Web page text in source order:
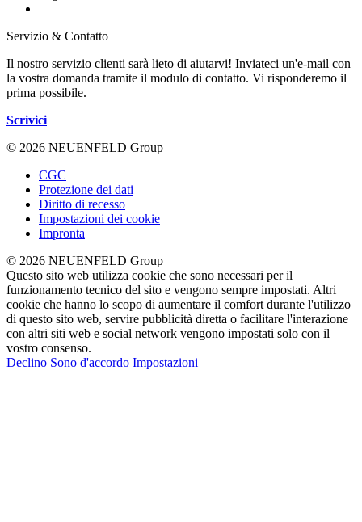
Servizio & Contatto
Il nostro servizio clienti sarà lieto di aiutarvi! Inviateci un'e-mail con
la vostra domanda tramite il modulo di contatto. Vi risponderemo il
prima possibile.
Scrivici
© 2026 NEUENFELD Group
CGC
Protezione dei dati
Diritto di recesso
Impostazioni dei cookie
Impronta
© 2026 NEUENFELD Group
Questo sito web utilizza cookie che sono necessari per il
funzionamento tecnico del sito e vengono sempre impostati. Altri
cookie che hanno lo scopo di aumentare il comfort durante l'utilizzo
di questo sito web, servire pubblicità diretta o facilitare l'interazione
con altri siti web e social network vengono impostati solo con il
vostro consenso.
Declino Sono d'accordo Impostazioni